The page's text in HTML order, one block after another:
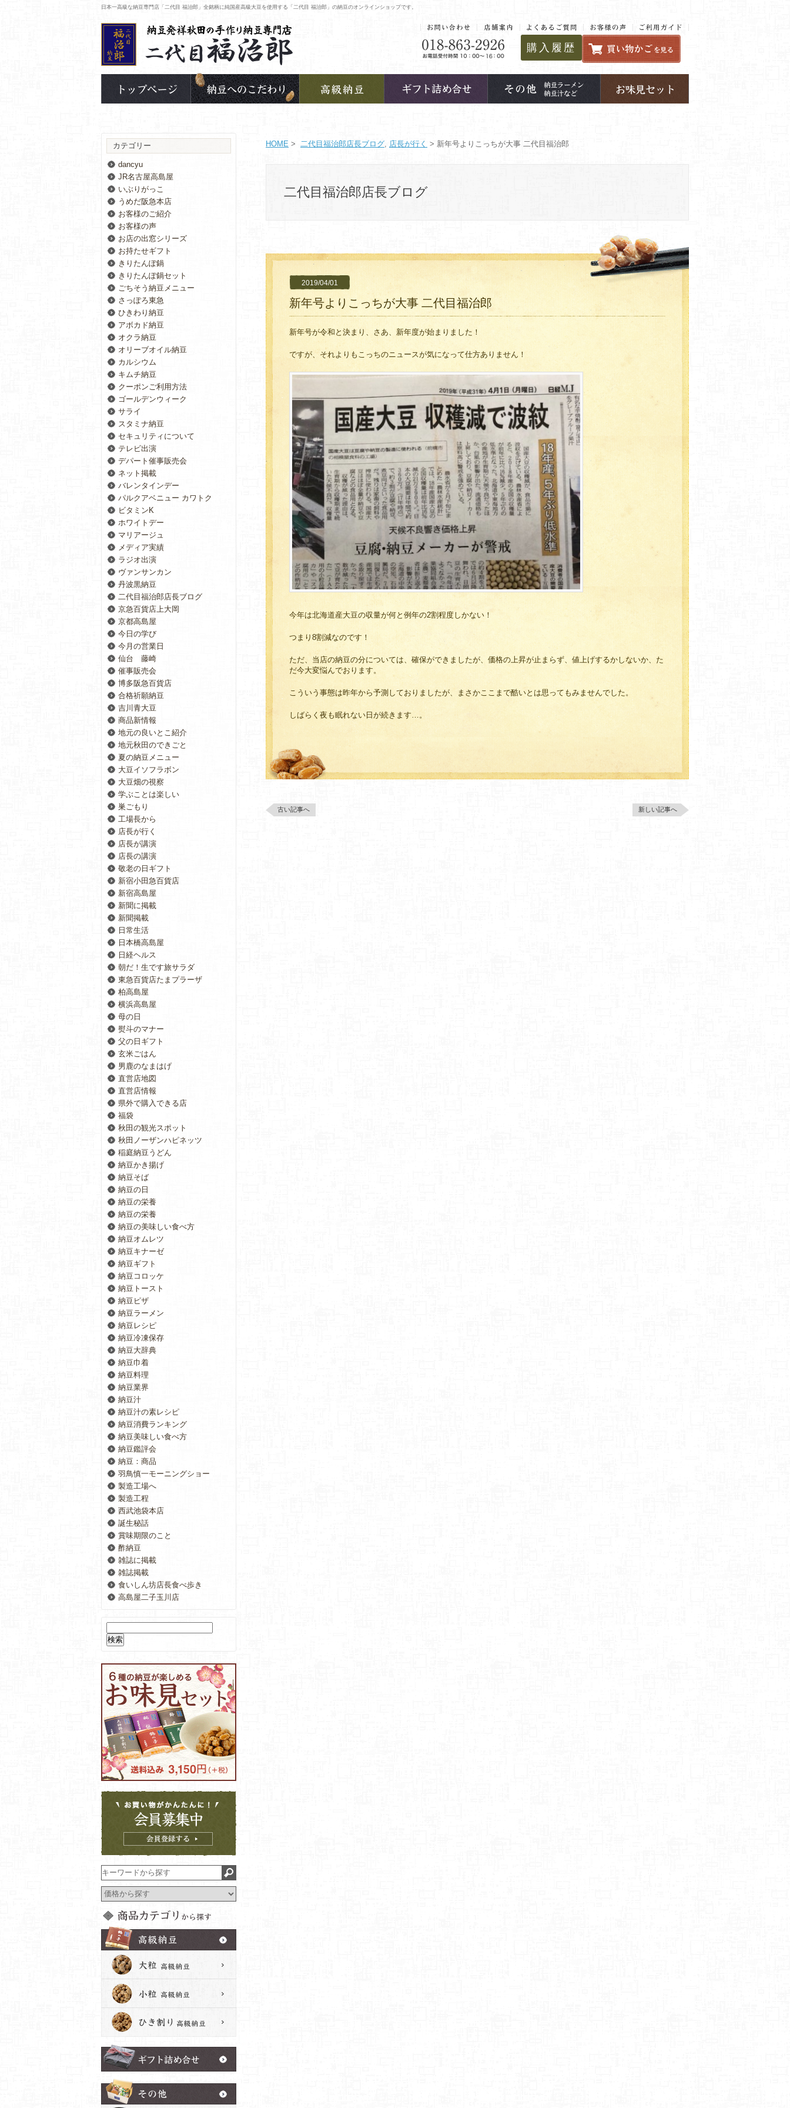
日本一高級な納豆専門店「二代目 福治郎」全銘柄に純国産高級大豆を使用する「二代目 福治郎」の納豆のオンラインショップです。
購入履歴
HOME > 二代目福治郎店長ブログ, 店長が行く > 新年号よりこっちが大事 二代目福治郎
二代目福治郎店長ブログ
2019/04/01
新年号よりこっちが大事 二代目福治郎
新年号が令和と決まり、さあ、新年度が始まりました！
ですが、それよりもこっちのニュースが気になって仕方ありません！
今年は北海道産大豆の収量が何と例年の2割程度しかない！
つまり8割減なのです！
ただ、当店の納豆の分については、確保ができましたが、価格の上昇が止まらず、値上げするかしないか、た
だ今大変悩んでおります。
こういう事態は昨年から予測しておりましたが、まさかここまで酷いとは思ってもみませんでした。
しばらく夜も眠れない日が続きます…。
古い記事へ 新しい記事へ
カテゴリー
dancyu
JR名古屋高島屋
いぶりがっこ
うめだ阪急本店
お客様のご紹介
お客様の声
お店の出窓シリーズ
お持たせギフト
きりたんぽ鍋
きりたんぽ鍋セット
ごちそう納豆メニュー
さっぽろ東急
ひきわり納豆
アボカド納豆
オクラ納豆
オリーブオイル納豆
カルシウム
キムチ納豆
クーポンご利用方法
ゴールデンウィーク
サライ
スタミナ納豆
セキュリティについて
テレビ出演
デパート催事販売会
ネット掲載
バレンタインデー
パルクアベニュー カワトク
ビタミンK
ホワイトデー
マリアージュ
メディア実績
ラジオ出演
ヴァンサンカン
丹波黒納豆
二代目福治郎店長ブログ
京急百貨店上大岡
京都高島屋
今日の学び
今月の営業日
仙台 藤崎
催事販売会
博多阪急百貨店
合格祈願納豆
吉川青大豆
商品新情報
地元の良いとこ紹介
地元秋田のできごと
夏の納豆メニュー
大豆イソフラボン
大豆畑の視察
学ぶことは楽しい
巣ごもり
工場長から
店長が行く
店長が講演
店長の講演
敬老の日ギフト
新宿小田急百貨店
新宿高島屋
新聞に掲載
新聞掲載
日常生活
日本橋高島屋
日経ヘルス
朝だ！生です旅サラダ
東急百貨店たまプラーザ
柏高島屋
横浜高島屋
母の日
熨斗のマナー
父の日ギフト
玄米ごはん
男鹿のなまはげ
直営店地図
直営店情報
県外で購入できる店
福袋
秋田の観光スポット
秋田ノーザンハピネッツ
稲庭納豆うどん
納豆かき揚げ
納豆そば
納豆の日
納豆の栄養
納豆の栄養
納豆の美味しい食べ方
納豆オムレツ
納豆キナーゼ
納豆ギフト
納豆コロッケ
納豆トースト
納豆ピザ
納豆ラーメン
納豆レシピ
納豆冷凍保存
納豆大辞典
納豆巾着
納豆料理
納豆業界
納豆汁
納豆汁の素レシピ
納豆消費ランキング
納豆美味しい食べ方
納豆鑑評会
納豆：商品
羽鳥慎一モーニングショー
製造工場へ
製造工程
西武池袋本店
誕生秘話
賞味期限のこと
酢納豆
雑誌に掲載
雑誌掲載
食いしん坊店長食べ歩き
高島屋二子玉川店
索: